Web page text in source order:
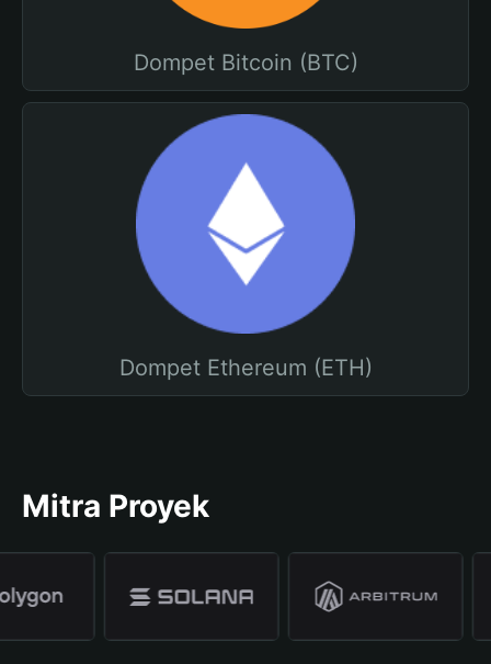
Dompet Bitcoin (BTC)
Dompet Ethereum (ETH)
Mitra Proyek